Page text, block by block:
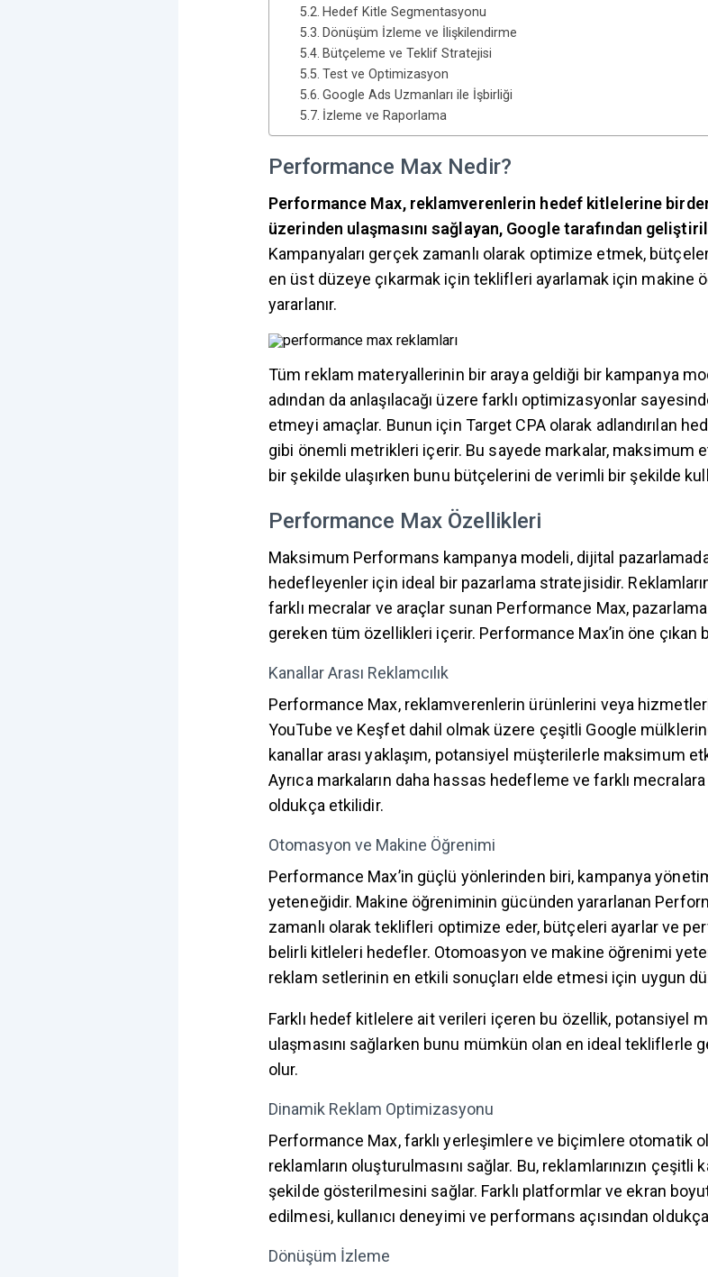
Hedef Kitle Segmentasyonu
Dönüşüm İzleme ve İlişkilendirme
Bütçeleme ve Teklif Stratejisi
Test ve Optimizasyon
Google Ads Uzmanları ile İşbirliği
İzleme ve Raporlama
Performance Max Nedir?
Performance Max, reklamverenlerin hedef kitlelerine
üzerinden ulaşmasını sağlayan, Google tarafından
Kampanyaları gerçek zamanlı olarak optimize etmek,
en üst düzeye çıkarmak için teklifleri ayarlamak için makine
yararlanır.
Tüm reklam materyallerinin bir araya geldiği bir kampanya
adından da anlaşılacağı üzere farklı optimizasyonlar
etmeyi amaçlar. Bunun için Target CPA olarak adlandırılan
gibi önemli metrikleri içerir. Bu sayede markalar, maksimum
bir şekilde ulaşırken bunu bütçelerini de verimli bir şekilde
Performance Max Özellikleri
Maksimum Performans kampanya modeli, dijital
hedefleyenler için ideal bir pazarlama stratejisidir.
farklı mecralar ve araçlar sunan Performance Max,
gereken tüm özellikleri içerir. Performance Max’in öne çıkan
Kanallar Arası Reklamcılık
Performance Max, reklamverenlerin ürünlerini veya
YouTube ve Keşfet dahil olmak üzere çeşitli Google
kanallar arası yaklaşım, potansiyel müşterilerle maksimum
Ayrıca markaların daha hassas hedefleme ve farklı
oldukça etkilidir.
Otomasyon ve Makine Öğrenimi
Performance Max’in güçlü yönlerinden biri, kampanya
yeteneğidir. Makine öğreniminin gücünden yararlanan
zamanlı olarak teklifleri optimize eder, bütçeleri ayarlar ve
belirli kitleleri hedefler. Otomoasyon ve makine öğrenimi
reklam setlerinin en etkili sonuçları elde etmesi için uygun
Farklı hedef kitlelere ait verileri içeren bu özellik, potansiyel
ulaşmasını sağlarken bunu mümkün olan en ideal tekliflerle
olur.
Dinamik Reklam Optimizasyonu
Performance Max, farklı yerleşimlere ve biçimlere otomatik
reklamların oluşturulmasını sağlar. Bu, reklamlarınızın
şekilde gösterilmesini sağlar. Farklı platformlar ve ekran
edilmesi, kullanıcı deneyimi ve performans açısından
Dönüşüm İzleme